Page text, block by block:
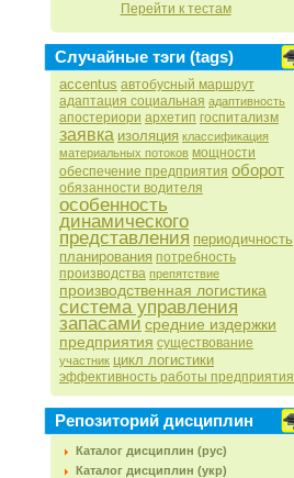
Перейти к тестам
Случайные тэги (tags)
accentus автобусный маршрут
адаптация социальная адаптивность
апостериори архетип госпитализм
заявка изоляция классификация
материальных потоков мощности
обеспечение предприятия оборот
обязанности водителя
особенность
динамического
представления периодичность
планирования потребность
производства препятствие
производственная логистика
система управления
запасамисредние издержки
предприятия существование
участник цикл логистики
эффективность работы предприятия
Репозиторий дисциплин
Каталог дисциплин (рус)
Каталог дисциплин (укр)